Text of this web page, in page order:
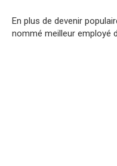
En plus de devenir
nommé meilleur employé